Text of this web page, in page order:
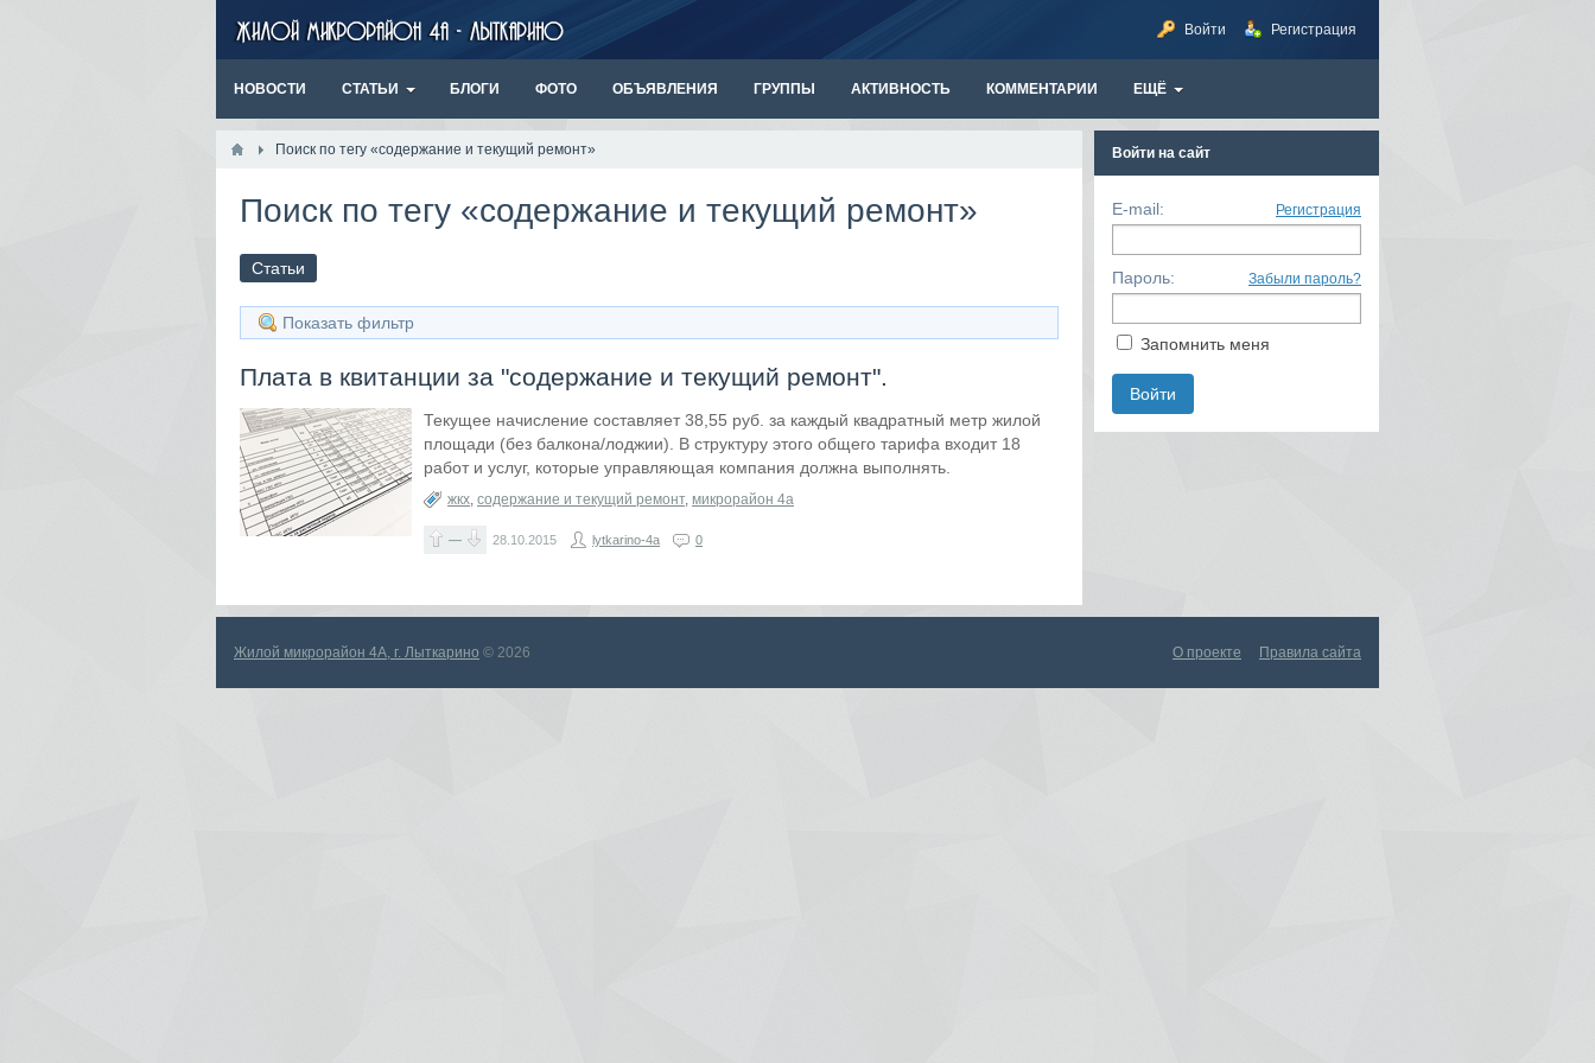
Войти Регистрация
НОВОСТИ СТАТЬИ БЛОГИ ФОТО ОБЪЯВЛЕНИЯ ГРУППЫ АКТИВНОСТЬ КОММЕНТАРИИ ЕЩЁ
Поиск по тегу «содержание и текущий ремонт»
Поиск по тегу «содержание и текущий ремонт»
Статьи
Показать фильтр
Плата в квитанции за "содержание и текущий ремонт".
Текущее начисление составляет 38,55 руб. за каждый квадратный метр жилой
площади (без балкона/лоджии). В структуру этого общего тарифа входит 18
работ и услуг, которые управляющая компания должна выполнять.
жкх, содержание и текущий ремонт, микрорайон 4а
— 28.10.2015 lytkarino-4a 0
Войти на сайт
E-mail: Регистрация
Пароль: Забыли пароль?
Запомнить меня
Жилой микрорайон 4А, г. Лыткарино © 2026 О проекте Правила сайта